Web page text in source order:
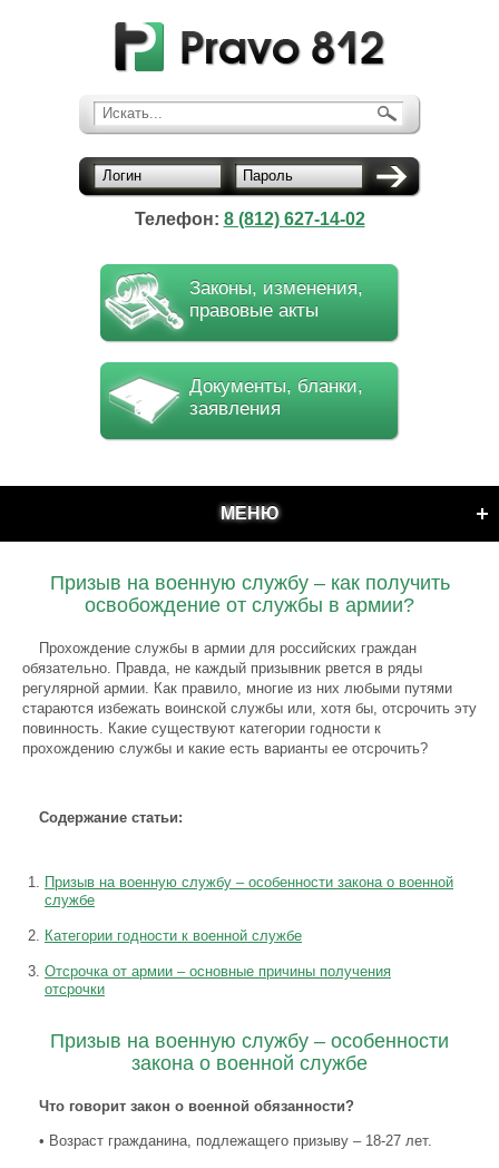
Искать...
Логин Пароль
Телефон: 8 (812) 627-14-02
Законы, изменения,
правовые акты
Документы, бланки,
заявления
МЕНЮ
Призыв на военную службу – как получить
освобождение от службы в армии?
Прохождение службы в армии для российских граждан
обязательно. Правда, не каждый призывник рвется в ряды
регулярной армии. Как правило, многие из них любыми путями
стараются избежать воинской службы или, хотя бы, отсрочить эту
повинность. Какие существуют категории годности к
прохождению службы и какие есть варианты ее отсрочить?
Содержание статьи:
Призыв на военную службу – особенности закона о военной
службе
Категории годности к военной службе
Отсрочка от армии – основные причины получения
отсрочки
Призыв на военную службу – особенности
закона о военной службе
Что говорит закон о военной обязанности?
• Возраст гражданина, подлежащего призыву – 18-27 лет.